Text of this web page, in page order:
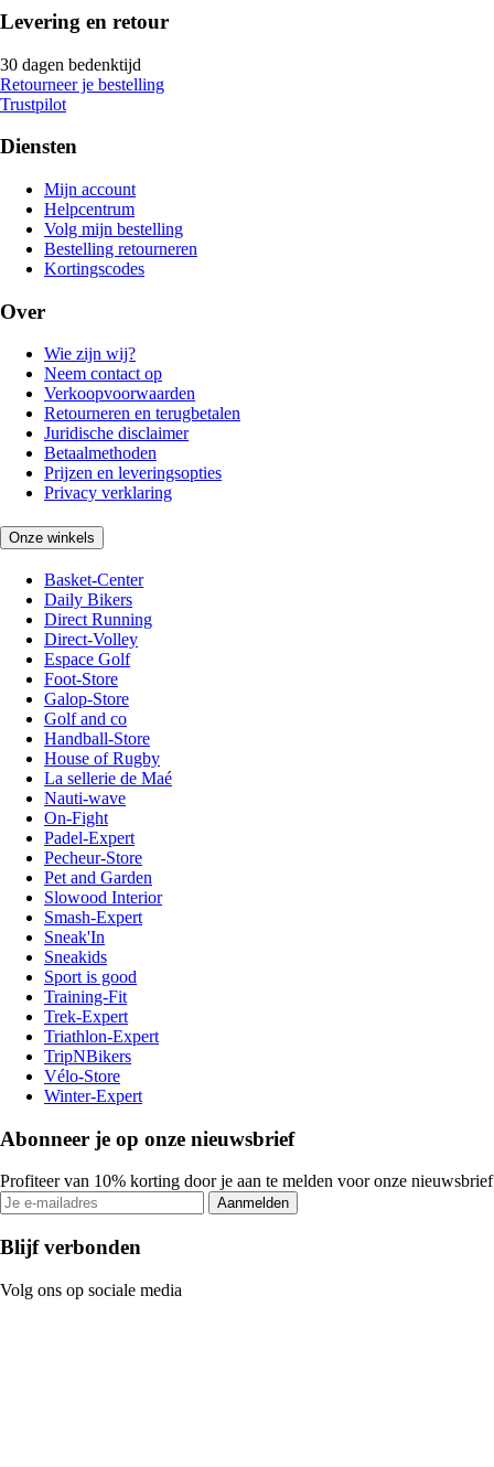
Levering en retour
30 dagen bedenktijd
Retourneer je bestelling
Trustpilot
Diensten
Mijn account
Helpcentrum
Volg mijn bestelling
Bestelling retourneren
Kortingscodes
Over
Wie zijn wij?
Neem contact op
Verkoopvoorwaarden
Retourneren en terugbetalen
Juridische disclaimer
Betaalmethoden
Prijzen en leveringsopties
Privacy verklaring
Onze winkels
Basket-Center
Daily Bikers
Direct Running
Direct-Volley
Espace Golf
Foot-Store
Galop-Store
Golf and co
Handball-Store
House of Rugby
La sellerie de Maé
Nauti-wave
On-Fight
Padel-Expert
Pecheur-Store
Pet and Garden
Slowood Interior
Smash-Expert
Sneak'In
Sneakids
Sport is good
Training-Fit
Trek-Expert
Triathlon-Expert
TripNBikers
Vélo-Store
Winter-Expert
Abonneer je op onze nieuwsbrief
Profiteer van 10% korting door je aan te melden voor onze nieuwsbrief
Aanmelden
Blijf verbonden
Volg ons op sociale media